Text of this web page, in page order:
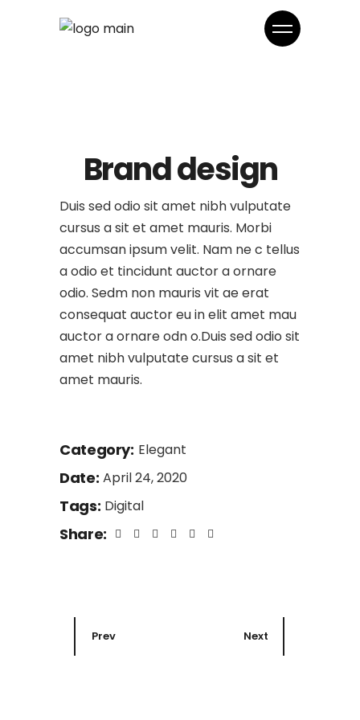
Brand design
Duis sed odio sit amet nibh vulputate
cursus a sit et amet mauris. Morbi
accumsan ipsum velit. Nam ne c tellus
a odio et tincidunt auctor a ornare
odio. Sedm non mauris vit ae erat
consequat auctor eu in elit amet mau
auctor a ornare odn o.Duis sed odio sit
amet nibh vulputate cursus a sit et
amet mauris.
Category: Elegant
Date: April 24, 2020
Tags: Digital
Share:
Prev Next